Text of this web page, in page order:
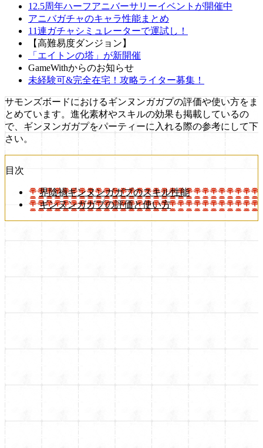
12.5周年ハーフアニバーサリーイベントが開催中
アニバガチャのキャラ性能まとめ
11連ガチャシミュレーターで運試し！
【高難易度ダンジョン】
「エイトンの塔」が新開催
GameWithからのお知らせ
未経験可&完全在宅！攻略ライター募集！
サモンズボードにおけるギンヌンガガプの評価や使い方をま
とめています。進化素材やスキルの効果も掲載しているの
で、ギンヌンガガプをパーティーに入れる際の参考にして下
さい。
目次
界陰禍ギンヌンガガプのスキル性能
ギンヌンガガプの評価と使い方